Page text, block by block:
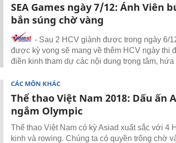
SEA Games ngày 7/12: Ánh Viên
bắn súng chờ vàng
- Sau 2 HCV giành được trong ngày 6/
được kỳ vọng sẽ mang về thêm HCV ngày thi
điền kinh tham dự các nội dung trọng tâm,
CÁC MÔN KHÁC
Thể thao Việt Nam 2018: Dấu ấn
ngắm Olympic
Thể thao Việt Nam có kỳ Asiad xuất sắc với 4
kinh và rowing. Chúng ta có quyền trông chờ